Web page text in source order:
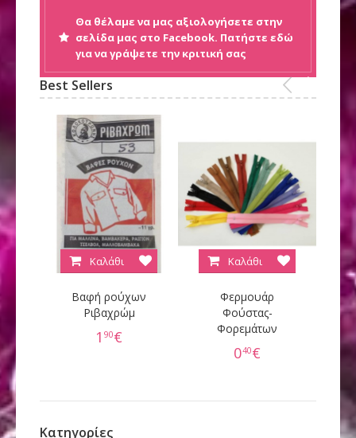
Θα θέλαμε να μας αξιολογήσετε στην
σελίδα μας στο Facebook. Πατήστε εδώ
για να γράψετε την κριτική σας
Best Sellers
Βαφή ρούχων
Ριβαχρώμ
1 90€
Καλάθι
Φερμουάρ
Φούστας-
Φορεμάτων
040€
Καλάθι
Κατηγορίες